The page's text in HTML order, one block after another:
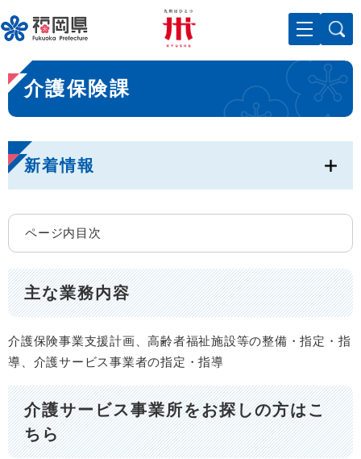
ー
ジ
先
頭
で
。
メニューを飛ばして本文へ
本
文
介護保険課
新着情報
ページ内目次
主な業務内容
介護保険事業支援計画、高齢者福祉施設等の整備・指定・指
導、介護サービス事業者の指定・指導
介護サービス事業所をお探しの方はこ
ちら